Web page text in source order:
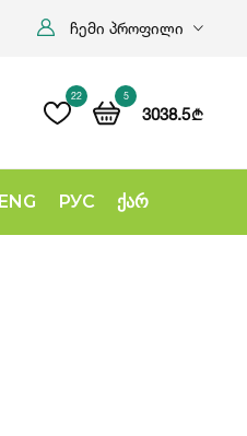
ჩემი პროფილი
22 5
3038.5b
ENG РУС Ქარ